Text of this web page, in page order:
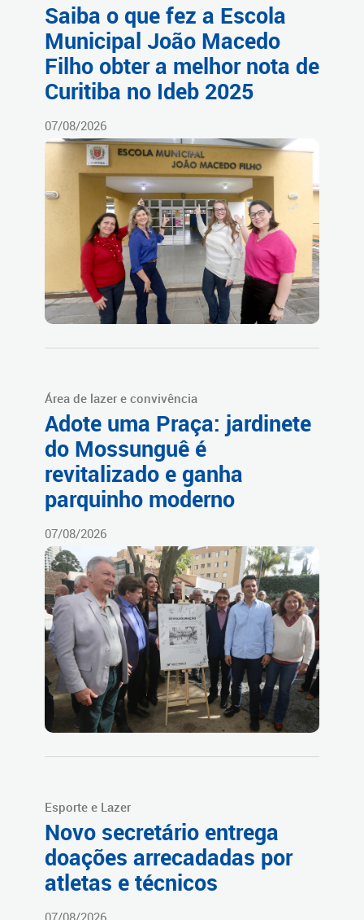
Saiba o que fez a Escola
Municipal João Macedo
Filho obter a melhor nota de
Curitiba no Ideb 2025
07/08/2026
Área de lazer e convivência
Adote uma Praça: jardinete
do Mossunguê é
revitalizado e ganha
parquinho moderno
07/08/2026
Esporte e Lazer
Novo secretário entrega
doações arrecadadas por
atletas e técnicos